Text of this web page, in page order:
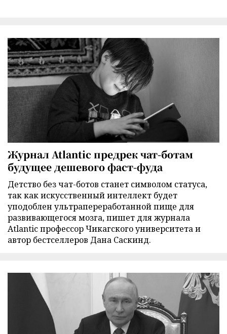
Журнал Atlantic предрек чат-ботам
будущее дешевого фаст-фуда
Детство без чат-ботов станет символом статуса,
так как искусственный интеллект будет
уподоблен ультрапереработанной пище для
развивающегося мозга, пишет для журнала
Atlantic профессор Чикагского университета и
автор бестселлеров Дана Саскинд.